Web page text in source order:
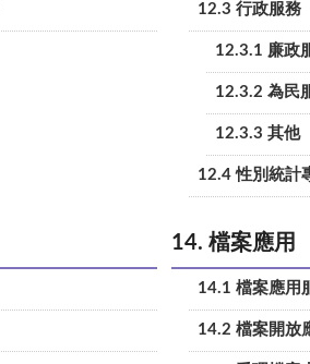
12.3 行政服務
12.3.1 廉政
12.3.2 為民
12.3.3 其他
12.4 性別統計
14. 檔案應用
14.1 檔案應用
14.2 檔案開放